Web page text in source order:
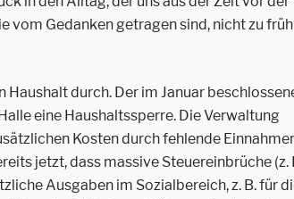
vom Gedanken getragen sind, nicht zu früh
durch. Der im Januar
eine Haushaltssperre. Die Verwaltung
Kosten durch fehlende
jetzt, dass massive Steuereinbrüche (z.
Ausgaben im Sozialbereich, z. B. für